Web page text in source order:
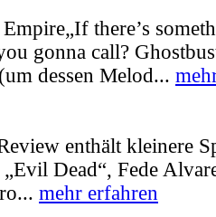
Empire„If there’s
gonna call?
dessen Melod...
enthält kleinere
Dead“, Fede
mehr erfahren